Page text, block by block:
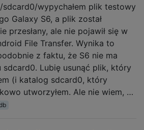
wypychałem plik testowy
Galaxy S6, a plik został
przesłany, ale nie pojawił się w
File Transfer. Wynika to
z faktu, że S6 nie ma
sdcard0. Lubię usunąć plik, który
(i katalog sdcard0, który
utworzyłem. Ale nie wiem, …